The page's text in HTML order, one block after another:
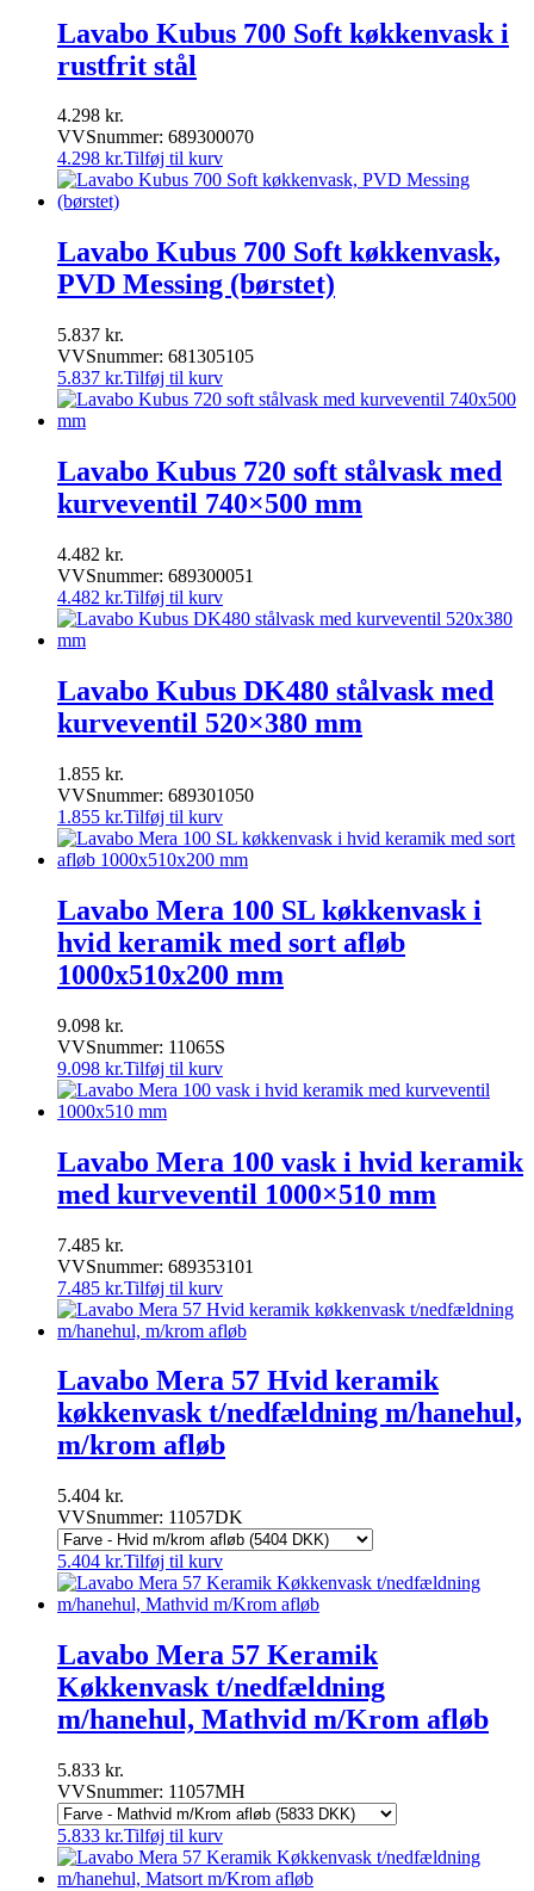
Lavabo Kubus 700 Soft køkkenvask i
rustfrit stål
4.298 kr.
VVSnummer: 689300070
4.298 kr.Tilføj til kurv
Lavabo Kubus 700 Soft køkkenvask,
PVD Messing (børstet)
5.837 kr.
VVSnummer: 681305105
5.837 kr.Tilføj til kurv
Lavabo Kubus 720 soft stålvask med
kurveventil 740×500 mm
4.482 kr.
VVSnummer: 689300051
4.482 kr.Tilføj til kurv
Lavabo Kubus DK480 stålvask med
kurveventil 520×380 mm
1.855 kr.
VVSnummer: 689301050
1.855 kr.Tilføj til kurv
Lavabo Mera 100 SL køkkenvask i
hvid keramik med sort afløb
1000x510x200 mm
9.098 kr.
VVSnummer: 11065S
9.098 kr.Tilføj til kurv
Lavabo Mera 100 vask i hvid keramik
med kurveventil 1000×510 mm
7.485 kr.
VVSnummer: 689353101
7.485 kr.Tilføj til kurv
Lavabo Mera 57 Hvid keramik
køkkenvask t/nedfældning m/hanehul,
m/krom afløb
5.404 kr.
VVSnummer: 11057DK
5.404 kr.Tilføj til kurv
Lavabo Mera 57 Keramik
Køkkenvask t/nedfældning
m/hanehul, Mathvid m/Krom afløb
5.833 kr.
VVSnummer: 11057MH
5.833 kr.Tilføj til kurv